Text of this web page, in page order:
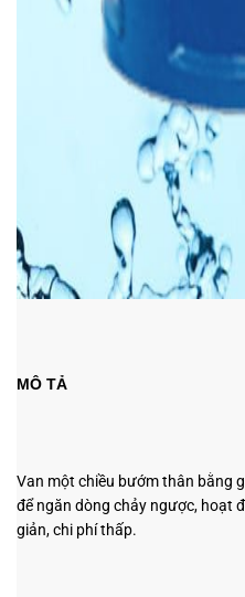
MÔ TẢ
Van một chiều bướm thân bằng
để ngăn dòng chảy ngược, hoạt
giản, chi phí thấp.